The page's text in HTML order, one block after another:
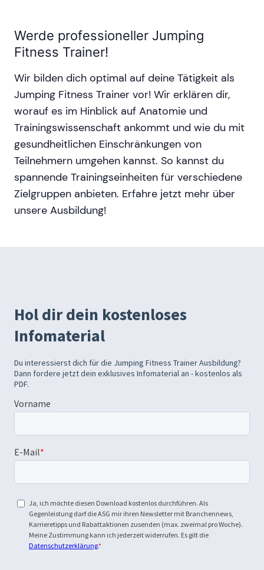
Werde professioneller Jumping
Fitness Trainer!
Wir bilden dich optimal auf deine Tätigkeit als
Jumping Fitness Trainer vor! Wir erklären dir,
worauf es im Hinblick auf Anatomie und
Trainingswissenschaft ankommt und wie du mit
gesundheitlichen Einschränkungen von
Teilnehmern umgehen kannst. So kannst du
spannende Trainingseinheiten für verschiedene
Zielgruppen anbieten. Erfahre jetzt mehr über
unsere Ausbildung!